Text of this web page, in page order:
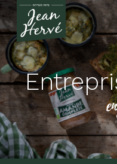
Passer
au
contenu
principalRecherche
de
produits